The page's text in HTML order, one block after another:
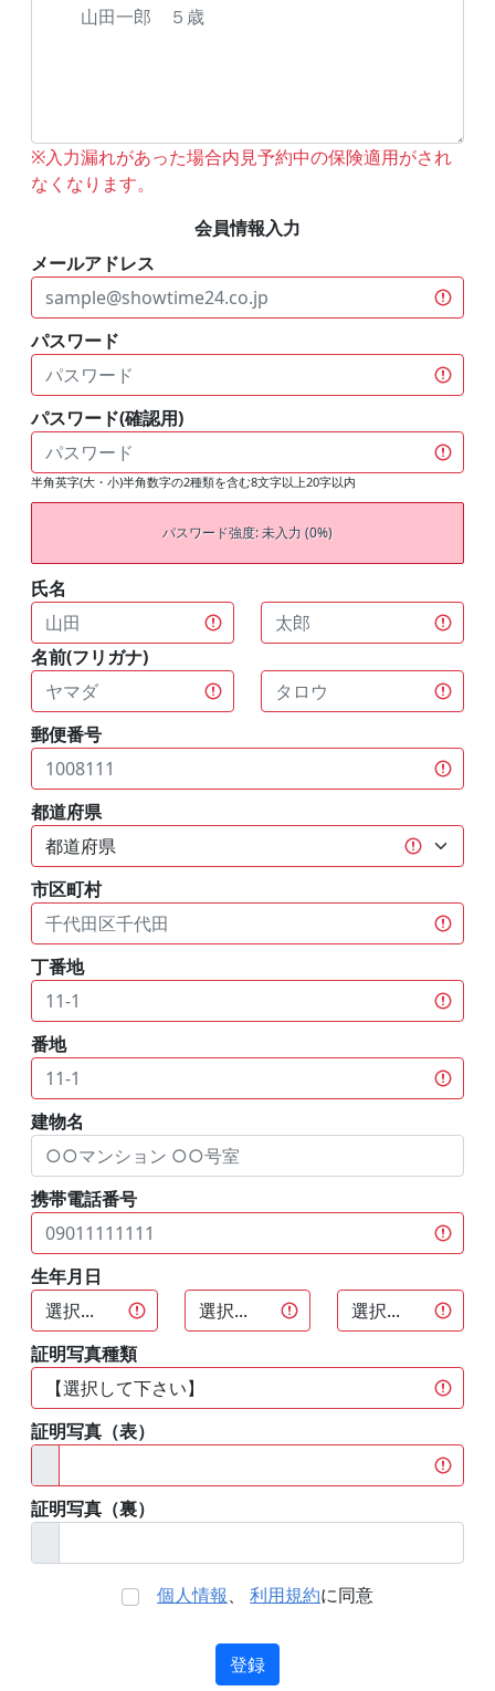
※入力漏れがあった場合内見予約中の保険適用がされ
なくなります。
会員情報入力
メールアドレス
パスワード
パスワード(確認用)
半角英字(大・小)半角数字の2種類を含む8文字以上20字以内
パスワード強度: 未入力 (0%)
氏名
名前(フリガナ)
郵便番号
都道府県
市区町村
丁番地
番地
建物名
携帯電話番号
生年月日
証明写真種類
証明写真（表）
証明写真（裏）
個人情報、 利用規約に同意
登録